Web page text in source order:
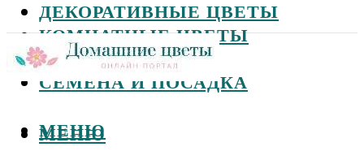
ДЕКОРАТИВНЫЕ ЦВЕТЫ
КОМНАТНЫЕ ЦВЕТЫ
САДОВЫЕ ЦВЕТЫ
СЕМЕНА И ПОСАДКА
МЕНЮ
МЕНЮ